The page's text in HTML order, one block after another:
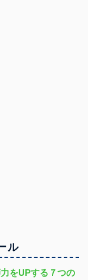
ル
をUPする７つの